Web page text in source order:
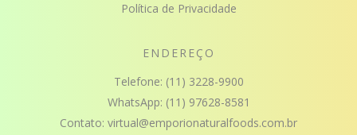
Política de Privacidade
ENDEREÇO
Telefone: (11) 3228-9900
WhatsApp: (11) 97628-8581
Contato: virtual@emporionaturalfoods.com.br